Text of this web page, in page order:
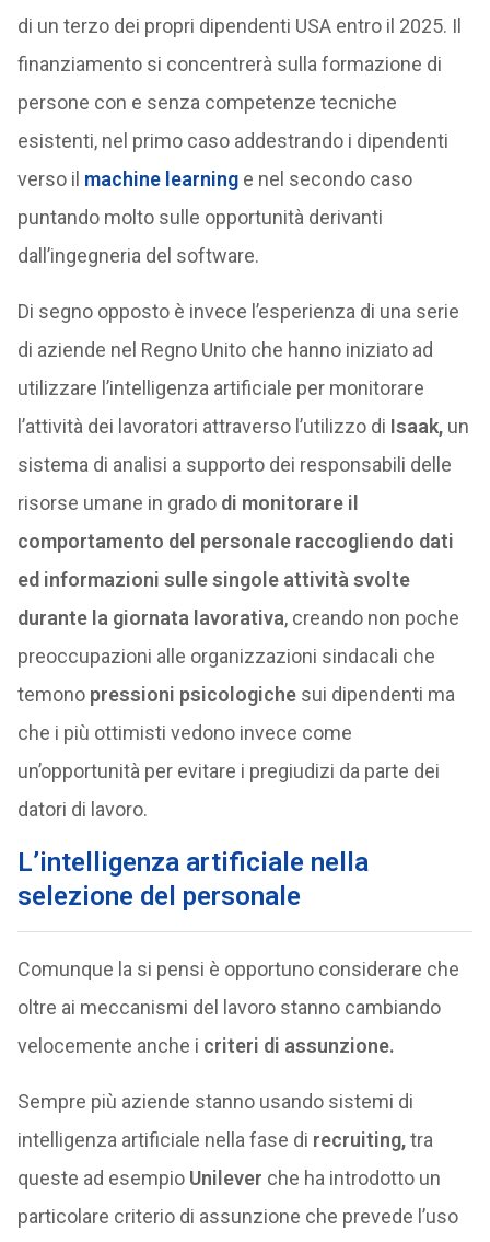
di un terzo dei propri dipendenti USA entro il 2025. Il
finanziamento si concentrerà sulla formazione di
persone con e senza competenze tecniche
esistenti, nel primo caso addestrando i dipendenti
verso il machine learninge nel secondo caso
puntando molto sulle opportunità derivanti
dall’ingegneria del software.
Di segno opposto è invece l’esperienza di una serie
di aziende nel Regno Unito che hanno iniziato ad
utilizzare l’intelligenza artificiale per monitorare
l’attività dei lavoratori attraverso l’utilizzo di Isaak,un
sistema di analisi a supporto dei responsabili delle
risorse umane in grado di monitorare il
comportamento del personale raccogliendo dati
ed informazioni sulle singole attività svolte
durante la giornata lavorativa, creando non poche
preoccupazioni alle organizzazioni sindacali che
temonopressioni psicologichesui dipendenti ma
che i più ottimisti vedono invece come
un’opportunità per evitare i pregiudizi da parte dei
datori di lavoro.
L’intelligenza artificiale nella
selezione del personale
Comunque la si pensi è opportuno considerare che
oltre ai meccanismi del lavoro stanno cambiando
velocemente anche i criteri di assunzione.
Sempre più aziende stanno usando sistemi di
intelligenza artificiale nella fase di recruiting,tra
queste ad esempio Unilever che ha introdotto un
particolare criterio di assunzione che prevede l’uso